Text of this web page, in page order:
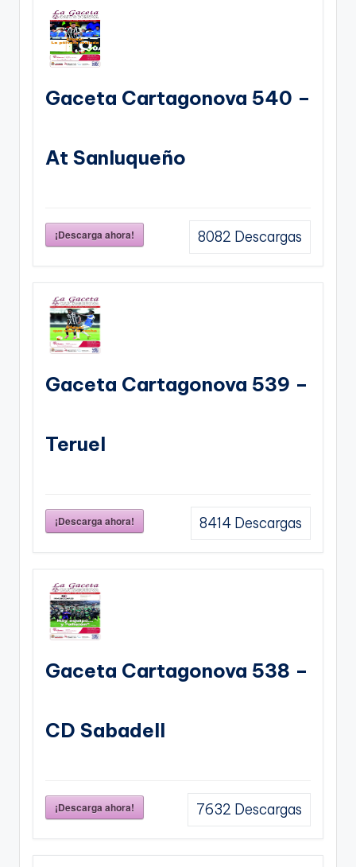
Gaceta Cartagonova 540 –
At Sanluqueño
¡Descarga ahora! 8082 Descargas
Gaceta Cartagonova 539 –
Teruel
¡Descarga ahora! 8414 Descargas
Gaceta Cartagonova 538 –
CD Sabadell
¡Descarga ahora! 7632 Descargas